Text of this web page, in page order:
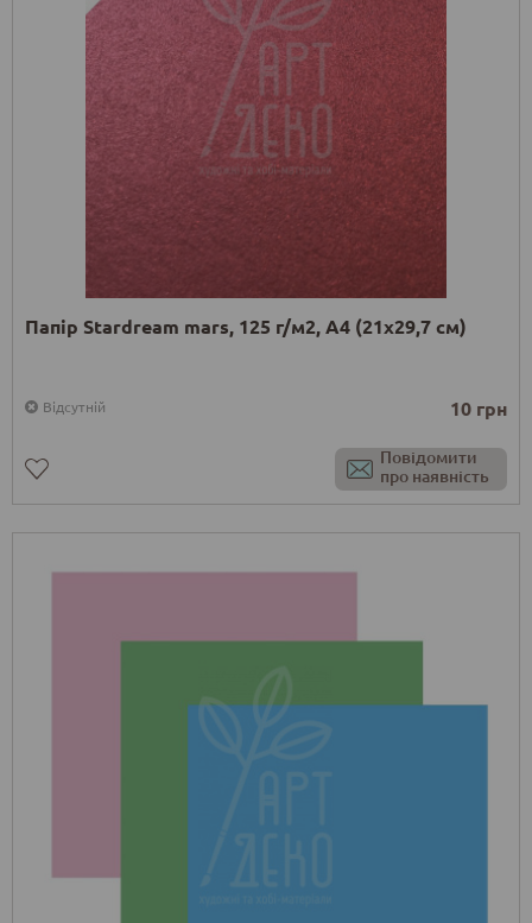
Папір Stardream mars, 125 г/м2, A4 (21х29,7 см)
Відсутній 10 грн
Повідомити
про наявність